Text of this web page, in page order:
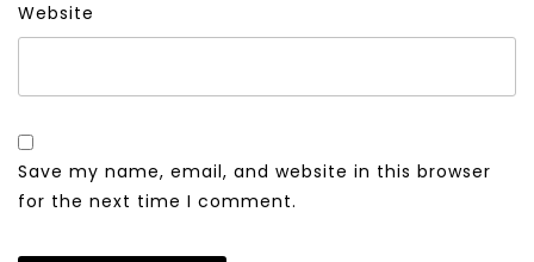
Website
Save my name, email, and website in this browser
for the next time I comment.